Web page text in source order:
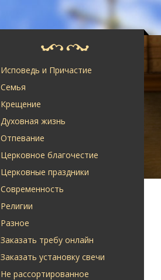
Исповедь и Причастие
Семья
Крещение
Духовная жизнь
Отпевание
Церковное благочестие
Церковные праздники
Современность
Религии
Разное
Заказать требу онлайн
Заказать установку свечи
Не рассортированное